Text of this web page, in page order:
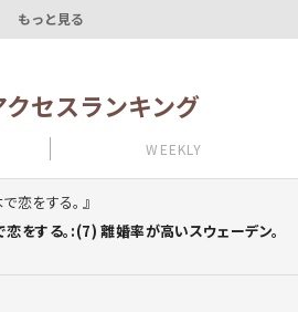
もっと見る
クセスランキング
WEEKLY
恋をする。
をする。:(7) 離婚率が高いスウェーデン。